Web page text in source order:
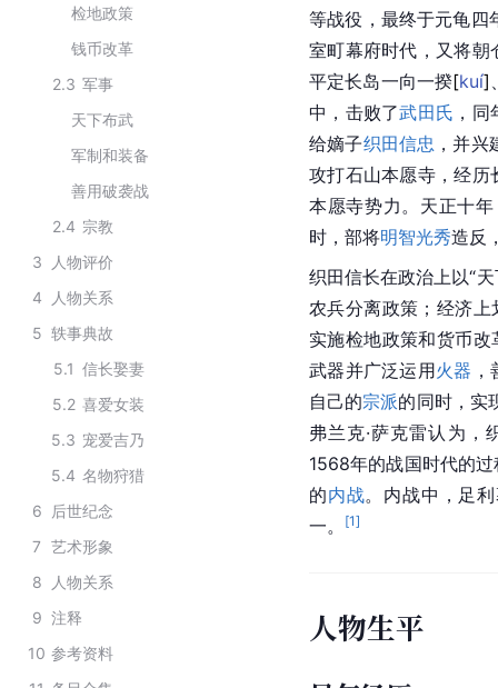
检地政策
钱币改革
2.3 军事
天下布武
军制和装备
善用破袭战
2.4 宗教
3
人物评价
4
人物关系
5 轶事典故
5.1 信长娶妻
5.2 喜爱女装
5.3 宠爱吉乃
5.4 名物狩猎
6
后世纪念
7 艺术形象
8
人物关系
9 注释
10 参考资料
等战役，最终于元龟四
室町幕府时代，又将
平定长岛一向一揆[kuí]
中，击败了武田氏 ，
给嫡子织田信忠 ，并
攻打石山本愿寺 ，经
本愿寺势力。天正十
时，部将明智光秀造反
织田信长在政治上以“
农兵分离政策；经济上
实施检地政策和货币改
武器并广泛运用火器
自己的宗派的同时，实
弗兰克·萨克雷认为，
1568年的战国时代的
的内战。内战中，足
一。
[1]
人物生平